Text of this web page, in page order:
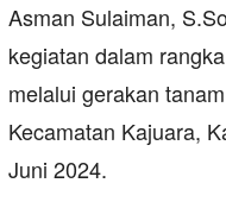
Asman Sulaiman,
kegiatan dalam
melalui gerakan
Kecamatan Kajuara,
Juni 2024.